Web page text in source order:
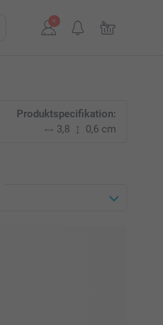
Produktspecifikation:
3,8
0,6 cm